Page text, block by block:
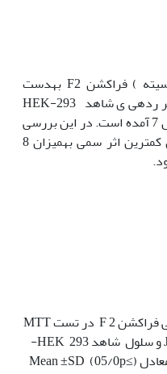
بررسی اثر سمیت سلولی (توکسیسیته ) فراکشن F2 به‫دست
آمده ازکروماتوگرافی تعویض یونی بر رده‫ی ی شاهد HEK-293
و رده‫ی سلولی Jurkat E6.1 در شکل 7 آمده است. در این بررسی
مشخص شد که فراکشن F2 دارای کمترین اثر سمی به‫میزان 8
شکل7: مقایسه درصد سمیت سلولی فراکشن 2 F در تست MTT
بر رده سلول سرطانی Jurkat E6.1 و سلول شاهد 293 HEK-
انسانی. اطلاعات موجود در نمودار معادل Mean ±SD (05/0p≤)